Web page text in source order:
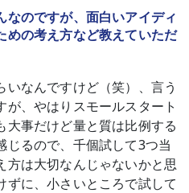
のですが、面白いアイディ
めの考え方など教えていただ
なんですけど（笑）、言う
が、やはりスモールスタート
大事だけど量と質は比例する
じるので、千個試して3つ当
方は大切なんじゃないかと思
ずに、小さいところで試して